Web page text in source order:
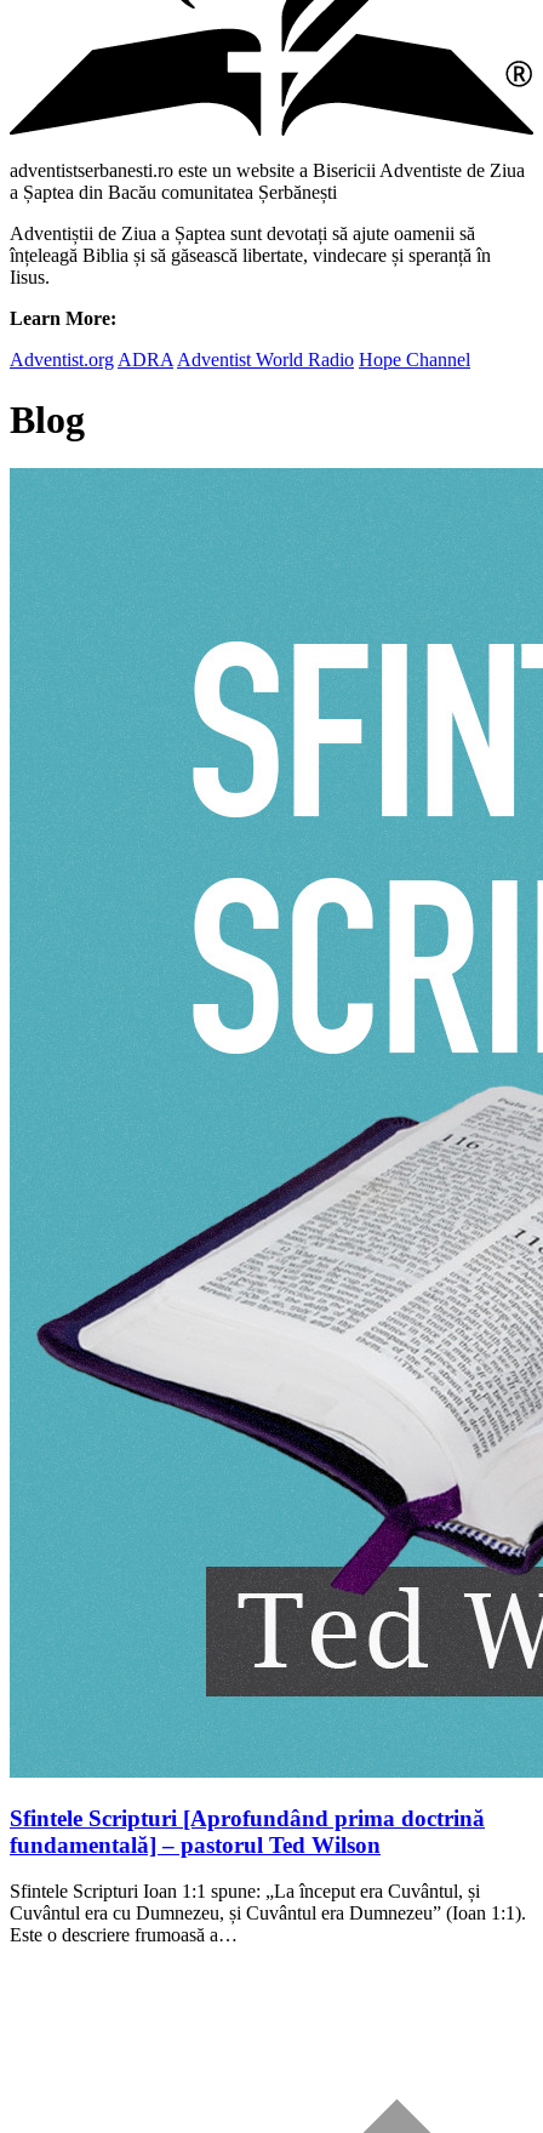
adventistserbanesti.ro este un website a Bisericii Adventiste de Ziua
a Șaptea din Bacău comunitatea Șerbănești
Adventiștii de Ziua a Șaptea sunt devotați să ajute oamenii să
înțeleagă Biblia și să găsească libertate, vindecare și speranță în
Iisus.
Learn More:
Adventist.org ADRA Adventist World Radio Hope Channel
Blog
Sfintele Scripturi [Aprofundând prima doctrină
fundamentală] – pastorul Ted Wilson
Sfintele Scripturi Ioan 1:1 spune: „La început era Cuvântul, și
Cuvântul era cu Dumnezeu, și Cuvântul era Dumnezeu” (Ioan 1:1).
Este o descriere frumoasă a…